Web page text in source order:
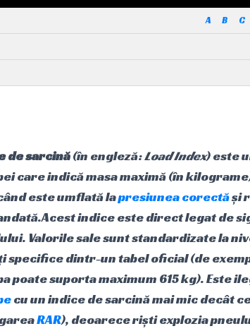
A B C
de sarcină(în engleză:Load Index) este
care indică masa maximă (în
este umflată lapresiunea corectăși
indice este direct legat de
Valorile sale sunt standardizate la
specifice dintr-un tabel oficial (de
poate suporta maximum 615 kg). Este
cu un indice de sarcină mai mic decât
RAR), deoarece riști explozia